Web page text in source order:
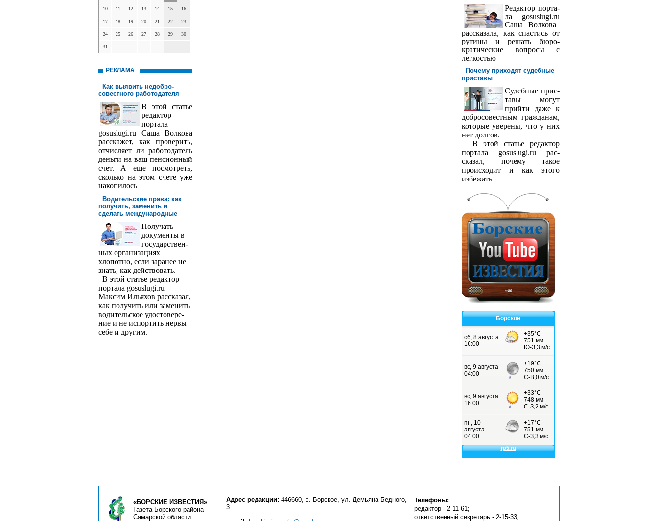
10 11 12 13 14 15 16
17 18 19 20 21 22 23
24 25 26 27 28 29 30
31
РЕКЛАМА
Как выявить недобро­
совестного работодателя
В этой статье
редактор
порта­ла
gosuslugi.ru Саша Волкова
расскажет, как проверить,
отчисляет ли работодатель
деньги на ваш пенсионный
счет. А еще посмотреть,
сколько на этом счете уже
накопилось
Водительские права: как
получить, заменить и
сделать международ­ные
Получать
доку­менты в
государствен­
ных организациях
хлопотно, если заранее не
знать, как действовать.
В этой статье редактор
портала gosuslugi.ru
Максим Ильяхов рассказал,
как получить или заменить
водительское удостовере­
ние и не испортить нервы
себе и другим.
Редактор порта­
ла gosuslugi.ru
Саша Волкова
рассказала, как спастись от
рутины и решать бюро­
кратические вопросы с
легкостью
Почему приходят судебные
приставы
Судебные прис­
тавы могут
прийти даже к
добросовестным гражданам,
которые уверены, что у них
нет долгов.
В этой статье редактор
портала gosuslugi.ru рас­
сказал, почему такое
происходит и как этого
избежать.
Борское
«БОРСКИЕ ИЗВЕСТИЯ»
Газета Борского района
Самарской области
Адрес редакции: 446660, с. Борское, ул. Демьяна Бедного,
3
Телефоны:
редактор - 2-11-61;
ответственный секретарь - 2-15-33;